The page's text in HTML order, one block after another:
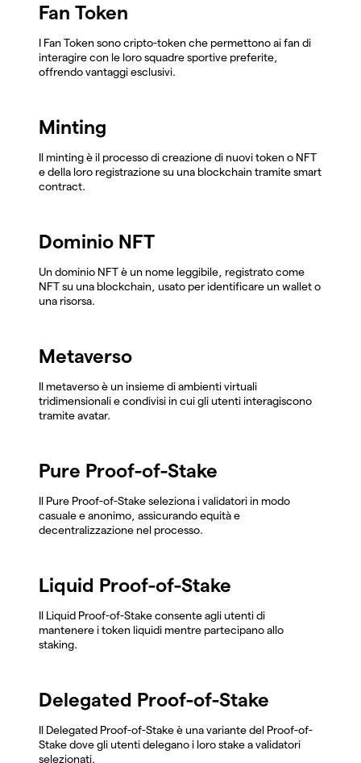
Fan Token
I Fan Token sono cripto-token che permettono ai fan di
interagire con le loro squadre sportive preferite,
offrendo vantaggi esclusivi.
Minting
Il minting è il processo di creazione di nuovi token o NFT
e della loro registrazione su una blockchain tramite smart
contract.
Dominio NFT
Un dominio NFT è un nome leggibile, registrato come
NFT su una blockchain, usato per identificare un wallet o
una risorsa.
Metaverso
Il metaverso è un insieme di ambienti virtuali
tridimensionali e condivisi in cui gli utenti interagiscono
tramite avatar.
Pure Proof-of-Stake
Il Pure Proof-of-Stake seleziona i validatori in modo
casuale e anonimo, assicurando equità e
decentralizzazione nel processo.
Liquid Proof-of-Stake
Il Liquid Proof-of-Stake consente agli utenti di
mantenere i token liquidi mentre partecipano allo
staking.
Delegated Proof-of-Stake
Il Delegated Proof-of-Stake è una variante del Proof-of-
Stake dove gli utenti delegano i loro stake a validatori
selezionati.